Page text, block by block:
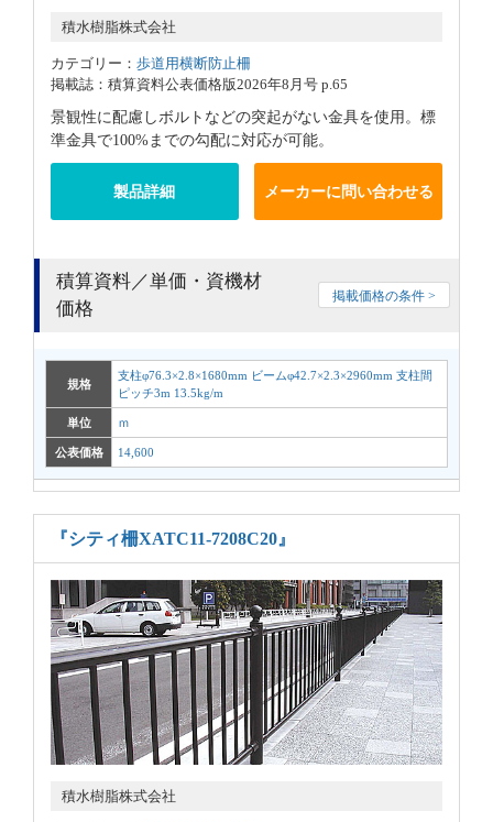
積水樹脂株式会社
カテゴリー： 歩道用横断防止柵
掲載誌：積算資料公表価格版2026年8月号 p.65
景観性に配慮しボルトなどの突起がない金具を使用。標
準金具で100%までの勾配に対応が可能。
製品詳細 メーカーに問い合わせる
積算資料／単価・資機材
価格
掲載価格の条件 >
規格
支柱φ76.3×2.8×1680mm ビームφ42.7×2.3×2960mm 支柱間
ピッチ3m 13.5kg/m
単位 ｍ
公表価格 14,600
『シティ柵XATC11-7208C20』
積水樹脂株式会社